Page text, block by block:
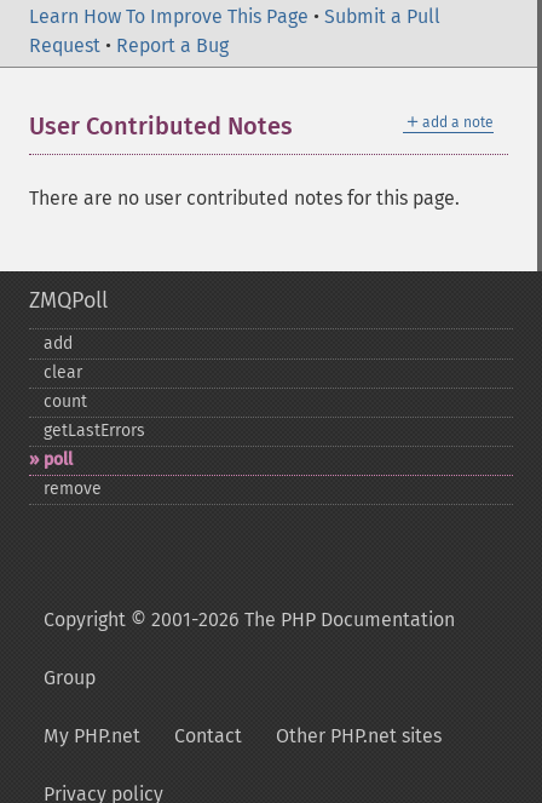
Learn How To Improve This Page • Submit a Pull
Request • Report a Bug
＋ add a note
User Contributed Notes
There are no user contributed notes for this page.
ZMQPoll
add
clear
count
getLastErrors
poll
remove
Copyright © 2001-2026 The PHP Documentation
Group
My PHP.net Contact Other PHP.net sites
Privacy policy